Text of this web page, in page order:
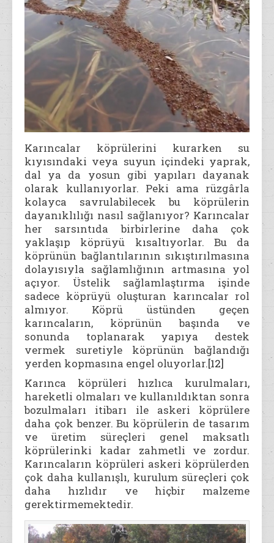
Karıncalar köprülerini kurarken su
kıyısındaki veya suyun içindeki yaprak,
dal ya da yosun gibi yapıları dayanak
olarak kullanıyorlar. Peki ama rüzgârla
kolayca savrulabilecek bu köprülerin
dayanıklılığı nasıl sağlanıyor? Karıncalar
her sarsıntıda birbirlerine daha çok
yaklaşıp köprüyü kısaltıyorlar. Bu da
köprünün bağlantılarının sıkıştırılmasına
dolayısıyla sağlamlığının artmasına yol
açıyor. Üstelik sağlamlaştırma işinde
sadece köprüyü oluşturan karıncalar rol
almıyor. Köprü üstünden geçen
karıncaların, köprünün başında ve
sonunda toplanarak yapıya destek
vermek suretiyle köprünün bağlandığı
yerden kopmasına engel oluyorlar.[12]
Karınca köprüleri hızlıca kurulmaları,
hareketli olmaları ve kullanıldıktan sonra
bozulmaları itibarı ile askeri köprülere
daha çok benzer. Bu köprülerin de tasarım
ve üretim süreçleri genel maksatlı
köprülerinki kadar zahmetli ve zordur.
Karıncaların köprüleri askeri köprülerden
çok daha kullanışlı, kurulum süreçleri çok
daha hızlıdır ve hiçbir malzeme
gerektirmemektedir.